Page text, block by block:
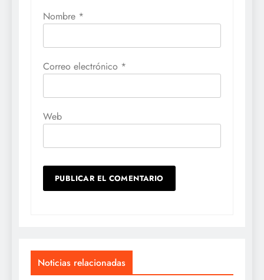
Nombre *
Correo electrónico *
Web
Noticias relacionadas